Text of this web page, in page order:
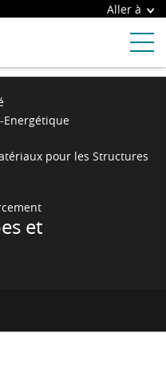
Aller à
pour les Structures
et